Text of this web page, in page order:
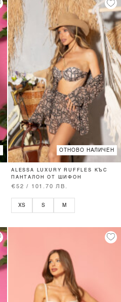
ОТНОВО НАЛИЧЕН
ALESSA LUXURY RUFFLES КЪС
ПАНТАЛОН ОТ ШИФОН
€52 / 101.70 ЛВ.
XS S M